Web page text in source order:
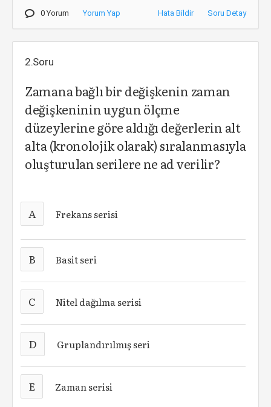
0 Yorum Yorum Yap Hata Bildir Soru Detay
2.Soru
Zamana bağlı bir değişkenin zaman
değişkeninin uygun ölçme
düzeylerine göre aldığı değerlerin alt
alta (kronolojik olarak) sıralanmasıyla
oluşturulan serilere ne ad verilir?
A Frekans serisi
B Basit seri
C Nitel dağılma serisi
D Gruplandırılmış seri
E Zaman serisi